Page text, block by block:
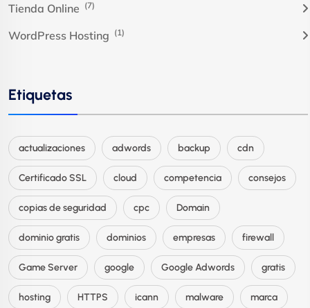
Tienda Online (7)
WordPress Hosting (1)
Etiquetas
actualizaciones adwords backup cdn
Certificado SSL cloud competencia consejos
copias de seguridad cpc Domain
dominio gratis dominios empresas firewall
Game Server google Google Adwords gratis
hosting HTTPS icann malware marca